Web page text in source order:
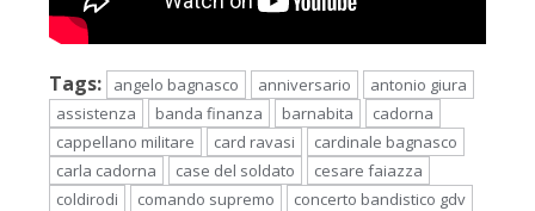
Tags: angelo bagnasco anniversario
antonio giura
assistenza
banda finanza barnabita
cadorna
cappellano militare
card ravasi
cardinale bagnasco
carla cadorna
case del soldato
cesare faiazza
coldirodi
comando supremo
concerto bandistico gdv